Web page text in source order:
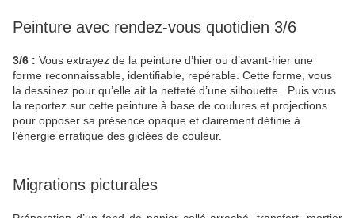
Peinture avec rendez-vous quotidien 3/6
3/6 : Vous extrayez de la peinture d’hier ou d’avant-hier une
forme reconnaissable, identifiable, repérable. Cette forme, vous
la dessinez pour qu’elle ait la netteté d’une silhouette. Puis vous
la reportez sur cette peinture à base de coulures et projections
pour opposer sa présence opaque et clairement définie à
l’énergie erratique des giclées de couleur.
Migrations picturales